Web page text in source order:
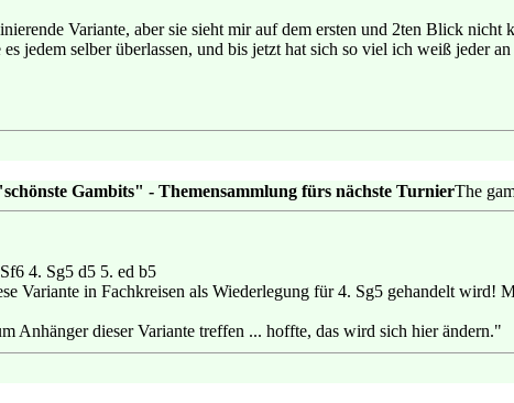
Variante, aber sie sieht mir auf dem ersten und 2ten Blick
jedem selber überlassen, und bis jetzt hat sich so viel ich weiß jeder
Gambits" - Themensammlung fürs nächste TurnierThe
4. Sg5 d5 5. ed b5
Variante in Fachkreisen als Wiederlegung für 4. Sg5 gehandelt wird!
Anhänger dieser Variante treffen ... hoffte, das wird sich hier ändern."